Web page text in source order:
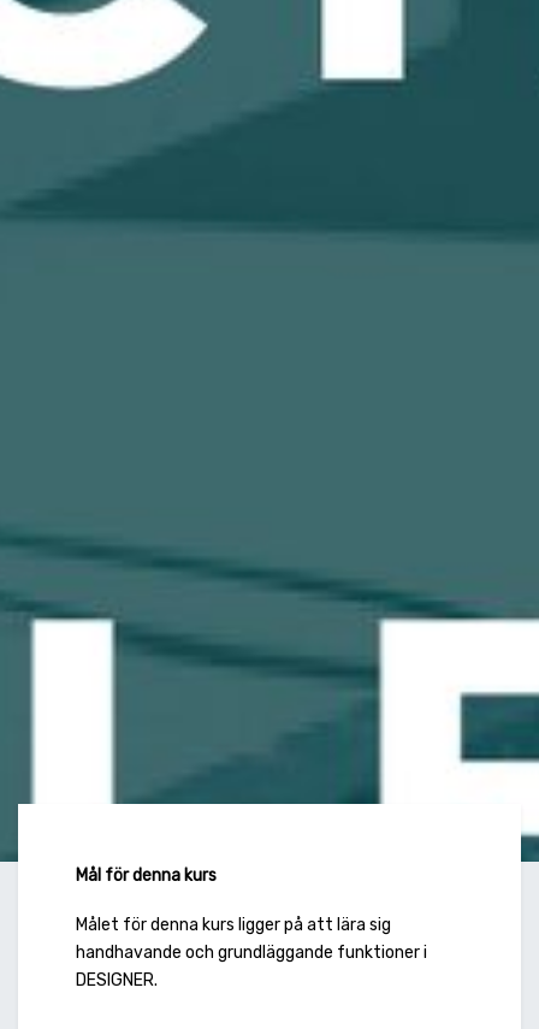
Mål för denna kurs
Målet för denna kurs ligger på att lära sig
handhavande och grundläggande funktioner i
DESIGNER.